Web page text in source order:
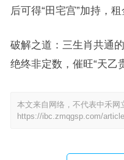
后可得“田宅宫”加持，
破解之道：三生肖共通
绝终非定数，催旺“天乙
本文来自网络，不代表中禾网
https://ibc.zmqgsp.com/